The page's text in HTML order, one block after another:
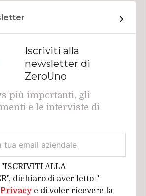
Iscriviti alla
newsletter di
ZeroUno
più importanti, gli
e le interviste di
ALLA
dichiaro di aver letto l'
e di voler ricevere la